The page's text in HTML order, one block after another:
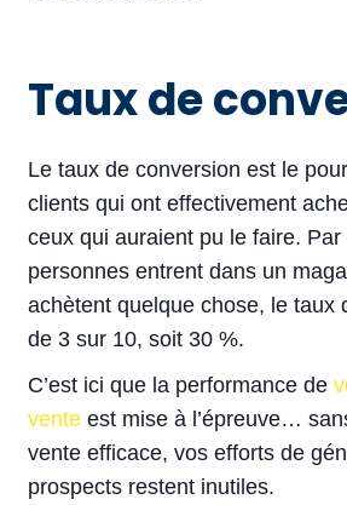
Taux de
Le taux de conversion est le
clients qui ont effectivement
ceux qui auraient pu le faire.
personnes entrent dans un
achètent quelque chose, le taux
de 3 sur 10, soit 30 %.
C’est ici que la performance de
venteest mise à l’épreuve…
vente efficace, vos efforts de
prospects restent inutiles.